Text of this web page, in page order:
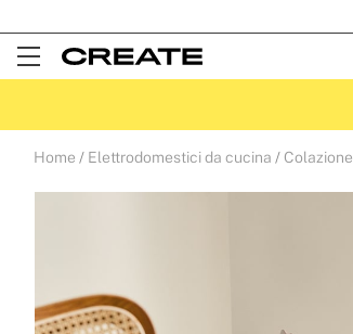
Open
Home Elettrodomestici da cucina Colazione